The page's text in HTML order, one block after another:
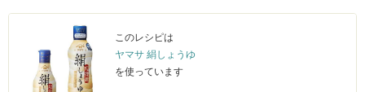
このレシピは
ヤマサ 絹しょうゆ
を使っています